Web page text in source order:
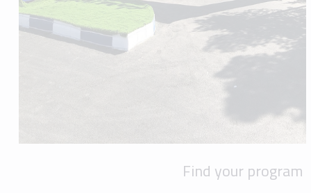
Find your program